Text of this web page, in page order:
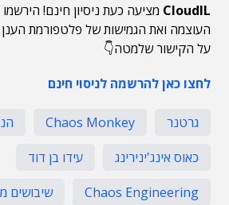
CloudIL מציעה כעת ניסיון חינם!
העוצמה ואת הגמישות של פלטפורמת
על הקישור שלמטה👇
לחצו כאן להרשמה לניסוי חינם
גרטנר Chaos Monkey
כאוס אינג'ינירינג
עידו בן דוד
Chaos Engineering
שיבושים